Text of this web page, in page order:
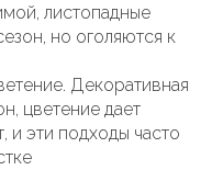
листопадные
но оголяются к
Декоративная
цветение дает
и эти подходы часто